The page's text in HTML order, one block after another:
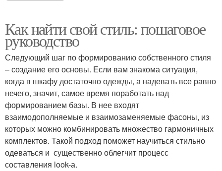
Как найти свой стиль: пошаговое
руководство
Следующий шаг по формированию собственного стиля
– создание его основы. Если вам знакома ситуация,
когда в шкафу достаточно одежды, а надевать все равно
нечего, значит, самое время поработать над
формированием базы. В нее входят
взаимодополняемые и взаимозаменяемые фасоны, из
которых можно комбинировать множество гармоничных
комплектов. Такой подход поможет научиться стильно
одеваться и существенно облегчит процесс
составления look-а.